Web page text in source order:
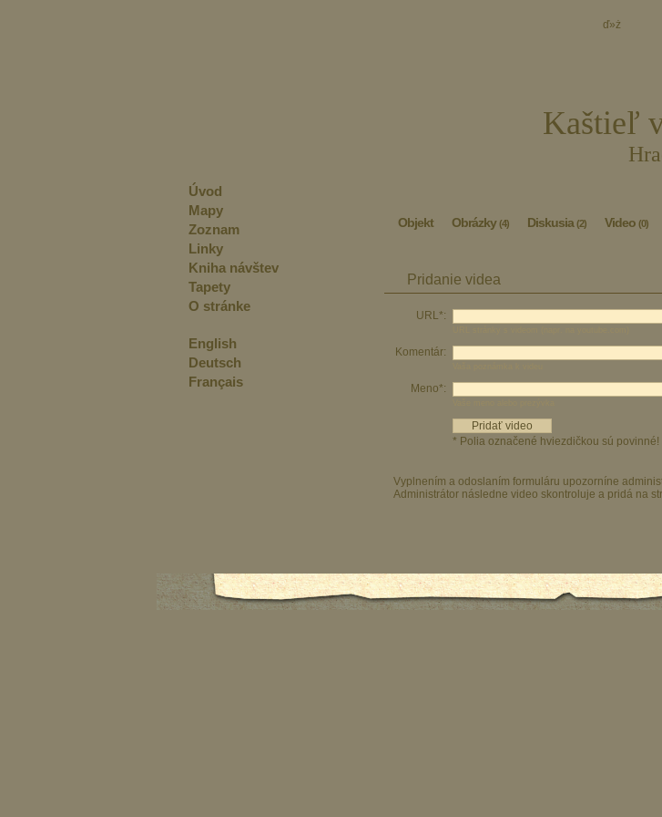
ď»ż
Kaštieľ
Objekt Obrázky(4) Diskusia (2) Video (0)
Pridanie videa
URL*:
Komentár:
Meno*:
* Polia označené hviezdičkou sú povinné!
Vyplnením a odoslaním formuláru upozorníne
Administrátor následne video skontroluje a pridá na
Úvod
Mapy
Zoznam
Linky
Kniha návštev
Tapety
O stránke
English
Deutsch
Français